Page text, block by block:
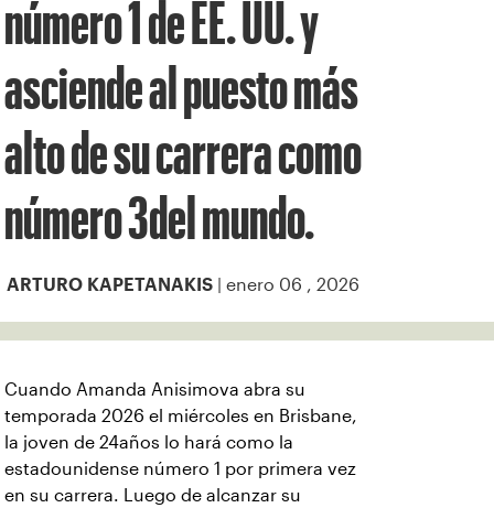
número 1 de EE. UU. y
asciende al puesto más
alto de su carrera como
número 3del mundo.
ARTURO KAPETANAKIS | enero 06 , 2026
Cuando Amanda Anisimova abra su
temporada 2026 el miércoles en Brisbane,
la joven de 24años lo hará como la
estadounidense número 1 por primera vez
en su carrera. Luego de alcanzar su